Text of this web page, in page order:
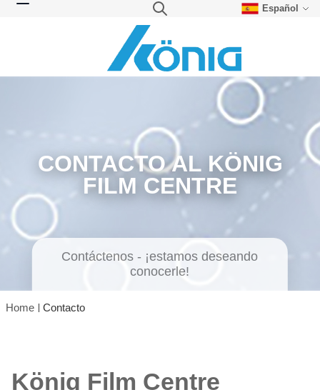
Español
CONTACTO AL KÖNIG
FILM CENTRE
Contáctenos - ¡estamos deseando
conocerle!
Home Contacto
König Film Centre